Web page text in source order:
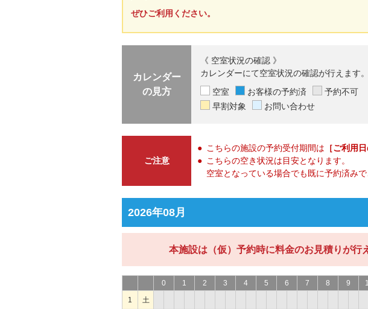
ぜひご利用ください。
カレンダー
の見方
《 空室状況の確認 》
カレンダーにて空室状況の確認が行えます。
空室
お客様の予約済
予約不可
早割対象
お問い合わせ
ご注意
こちらの施設の予約受付期間は ［ご利用
こちらの空き状況は目安となります。
空室となっている場合でも既に予約済み
2026年08月
本施設は（仮）予約時に料金のお見積りが行
0 1 2 3 4 5 6 7 8 9
1
土